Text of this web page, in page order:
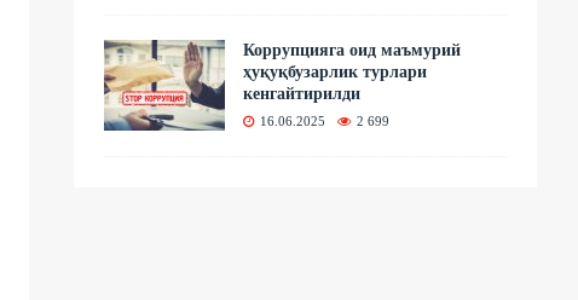
Коррупцияга оид маъмурий
ҳуқуқбузарлик турлари
кенгайтирилди
16.06.2025 2 699